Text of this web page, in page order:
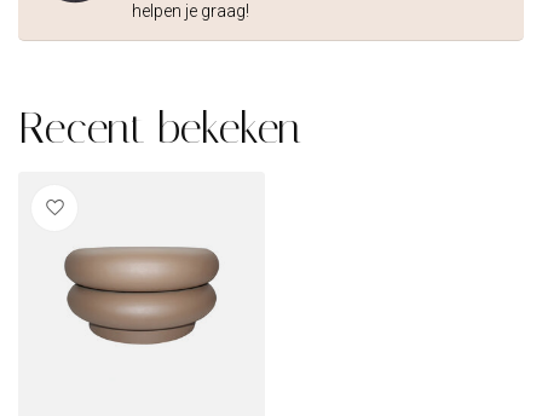
helpen je graag!
Recent bekeken